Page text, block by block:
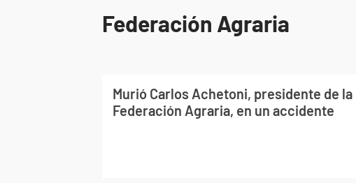
Federación Agraria
Murió Carlos Achetoni, presidente de la
Federación Agraria, en un accidente